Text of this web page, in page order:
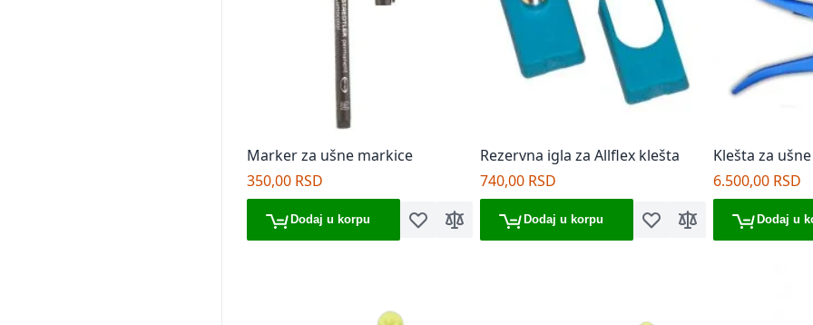
Marker za ušne markice
350,00 RSD
Dodaj u korpu Dodaj u listu želja
Dodaj za poređenje
Rezervna igla za Allflex klešta
740,00 RSD
Dodaj u korpu Dodaj u listu želja
Dodaj za poređenje
Klešta za
Datamars
6.500,00 RSD
Dodaj u